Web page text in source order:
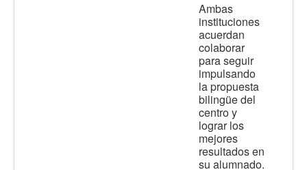
Ambas
instituciones
acuerdan
colaborar
para seguir
impulsando
la propuesta
bilingüe del
centro y
lograr los
mejores
resultados en
su alumnado.